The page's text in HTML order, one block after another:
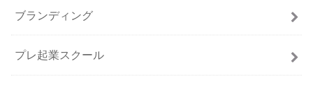
ブランディング
プレ起業スクール